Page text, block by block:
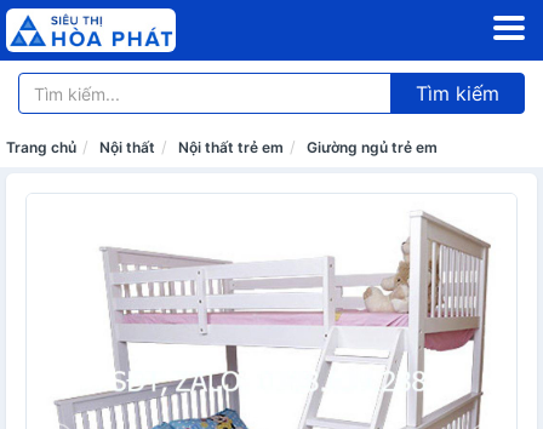
Tìm kiếm
Trang chủ Nội thất Nội thất trẻ em Giường ngủ trẻ em